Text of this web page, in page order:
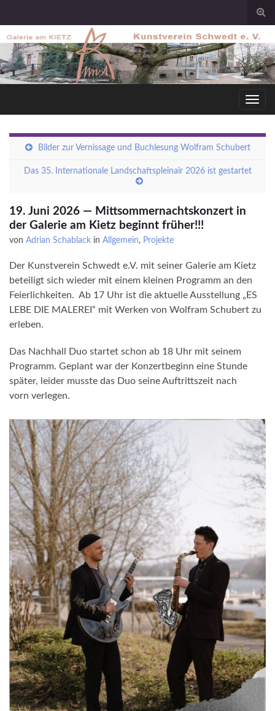
Bilder zur Vernissage und Buchlesung Wolfram Schubert
Das 35. Internationale Landschaftspleinair 2026 ist gestartet
19. Juni 2026 — Mittsommernachtskonzert in
der Galerie am Kietz beginnt früher!!!
von Adrian Schablack in Allgemein, Projekte
Der Kunstverein Schwedt e.V. mit seiner Galerie am Kietz
beteiligt sich wieder mit einem kleinen Programm an den
Feierlichkeiten. Ab 17 Uhr ist die aktuelle Ausstellung „ES
LEBE DIE MALEREI“ mit Werken von Wolfram Schubert zu
erleben.
Das Nachhall Duo startet schon ab 18 Uhr mit seinem
Programm. Geplant war der Konzertbeginn eine Stunde
später, leider musste das Duo seine Auftrittszeit nach
vorn verlegen.